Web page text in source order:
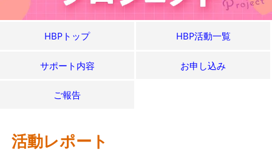
HBPトップ HBP活動一覧
サポート内容 お申し込み
ご報告
活動レポート